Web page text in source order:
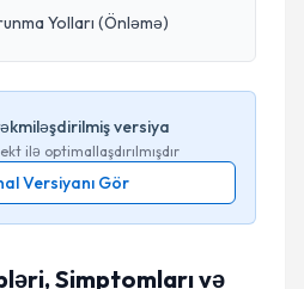
Yolları (Önləmə)
versiya
ilə optimallaşdırılmışdır
Versiyanı Gör
Simptomları və